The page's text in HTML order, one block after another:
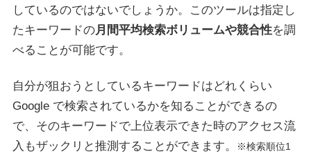
しているのではないでしょうか。このツールは指定し
たキーワードの月間平均検索ボリュームや競合性を調
べることが可能です。
自分が狙おうとしているキーワードはどれくらい
Google で検索されているかを知ることができるの
で、そのキーワードで上位表示できた時のアクセス流
入もザックリと推測することができます。
※検索順位1